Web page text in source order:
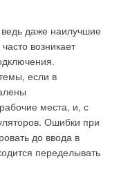
даже наилучшие
возникает
если в
места, и, с
Ошибки при
до ввода в
переделывать
не превышает 25–
главными
причина, по
сотрудничество с
мощности
в требуемые
городов